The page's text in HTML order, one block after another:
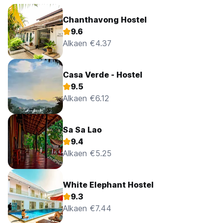
Chanthavong Hostel
9.6
Alkaen €4.37
Casa Verde - Hostel
9.5
Alkaen €6.12
Sa Sa Lao
9.4
Alkaen €5.25
White Elephant Hostel
9.3
Alkaen €7.44